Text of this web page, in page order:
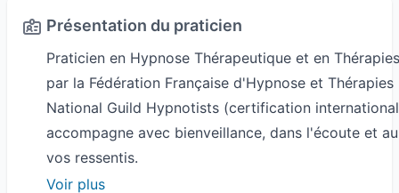
Présentation du praticien
Praticien en Hypnose Thérapeutique et en
par la Fédération Française d'Hypnose et Thérapies
National Guild Hypnotists (certification
accompagne avec bienveillance, dans l'écoute et
vos ressentis.
Voir plus